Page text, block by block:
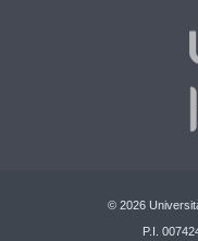
© 2026
P.I.